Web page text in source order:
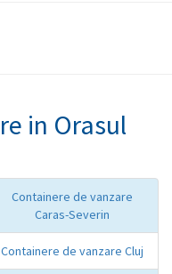
in Orasul
Containere de vanzare
Caras-Severin
Containere de vanzare Cluj